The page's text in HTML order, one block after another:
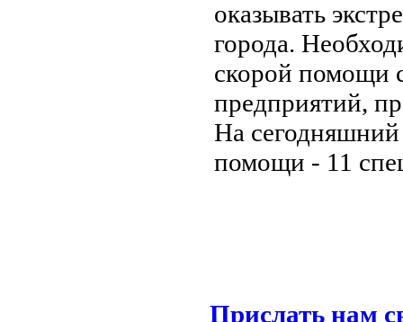
оказывать
города.
скорой помощи
предприятий,
На сегодняшний
помощи - 11
Прислать нам